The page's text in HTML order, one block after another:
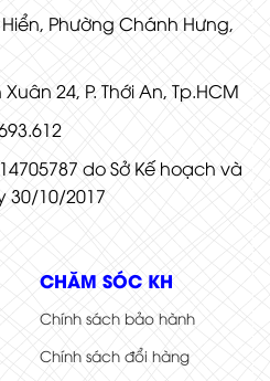
Hiển, Phường Chánh Hưng,
24, P. Thới An, Tp.HCM
do Sở Kế hoạch và
30/10/2017
CHĂM SÓC KH
Chính sách bảo hành
Chính sách đổi hàng